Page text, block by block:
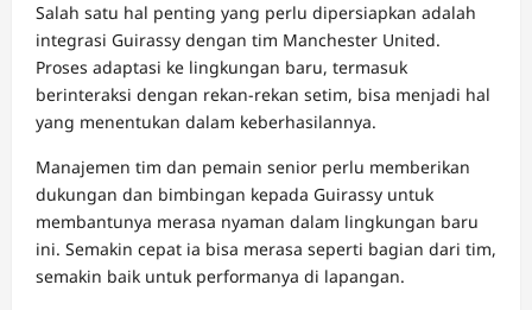
Salah satu hal penting yang perlu dipersiapkan adalah
integrasi Guirassy dengan tim Manchester United.
Proses adaptasi ke lingkungan baru, termasuk
berinteraksi dengan rekan-rekan setim, bisa menjadi hal
yang menentukan dalam keberhasilannya.
Manajemen tim dan pemain senior perlu memberikan
dukungan dan bimbingan kepada Guirassy untuk
membantunya merasa nyaman dalam lingkungan baru
ini. Semakin cepat ia bisa merasa seperti bagian dari tim,
semakin baik untuk performanya di lapangan.